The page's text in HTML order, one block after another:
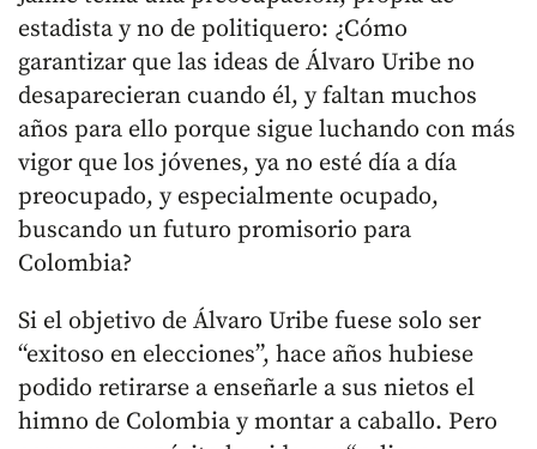
estadista y no de politiquero: ¿Cómo
garantizar que las ideas de Álvaro Uribe no
desaparecieran cuando él, y faltan muchos
años para ello porque sigue luchando con más
vigor que los jóvenes, ya no esté día a día
preocupado, y especialmente ocupado,
buscando un futuro promisorio para
Colombia?
Si el objetivo de Álvaro Uribe fuese solo ser
“exitoso en elecciones”, hace años hubiese
podido retirarse a enseñarle a sus nietos el
himno de Colombia y montar a caballo. Pero